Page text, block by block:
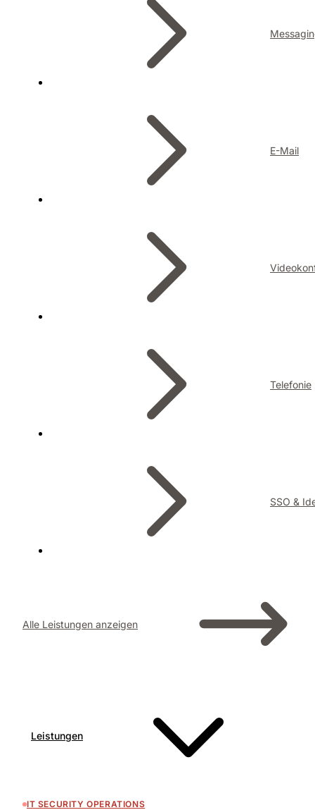
E-Mail
Telefonie
SSO &
Alle Leistungen anzeigen
Leistungen
IT SECURITY OPERATIONS